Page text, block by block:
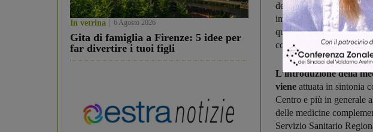
In vetrina 6 Agosto 2026
Gita di famiglia a Firenze: 5 idee per
far divertire i tuoi figli
dei canali energetici sui
implementato l’utilizzo
quale vengono stimolate
corrispondenza di alcuni
L’introduzione della
viene attuata in sintonia
Centro e più in generale
delle medicine
Servizio Sanitario